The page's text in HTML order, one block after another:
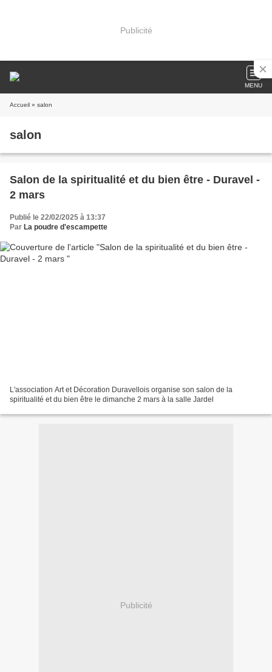
Publicité
MENU
Accueil » salon
salon
Salon de la spiritualité et du bien être - Duravel -
2 mars
Publié le 22/02/2025 à 13:37
Par La poudre d'escampette
L'association Art et Décoration Duravellois organise son salon de la
spiritualité et du bien être le dimanche 2 mars à la salle Jardel
Publicité